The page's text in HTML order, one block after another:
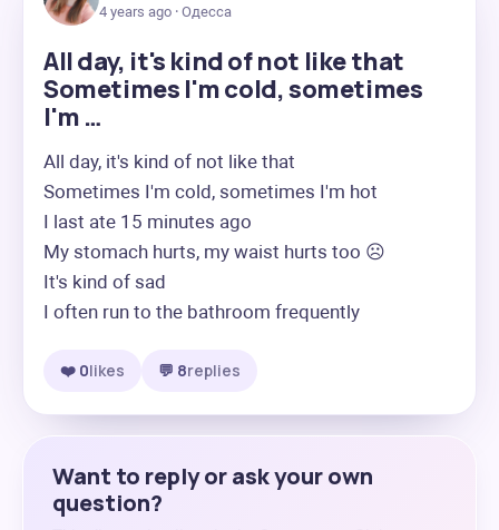
4 years ago · Одесса
All day, it's kind of not like that
Sometimes I'm cold, sometimes
I'm …
All day, it's kind of not like that
Sometimes I'm cold, sometimes I'm hot
I last ate 15 minutes ago
My stomach hurts, my waist hurts too ☹️
It's kind of sad
I often run to the bathroom frequently
❤️ 0likes 💬 8replies
Want to reply or ask your own
question?